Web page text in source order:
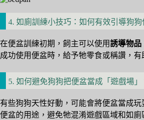
4. 如廁訓練小技巧：如何有效引導狗狗
在便盆訓練初期，飼主可以使用誘導物品
成功使用便盆時，給予牠零食或稱讚，有
5. 如何避免狗狗把便盆當成「遊戲場」
有些狗狗天性好動，可能會將便盆當成
便盆的用途，避免牠混淆遊戲區域和如廁